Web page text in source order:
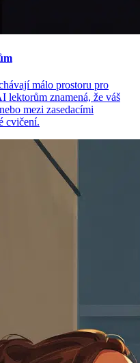
málo prostoru pro
lektorům znamená, že váš
mezi zasedacími
cvičení.